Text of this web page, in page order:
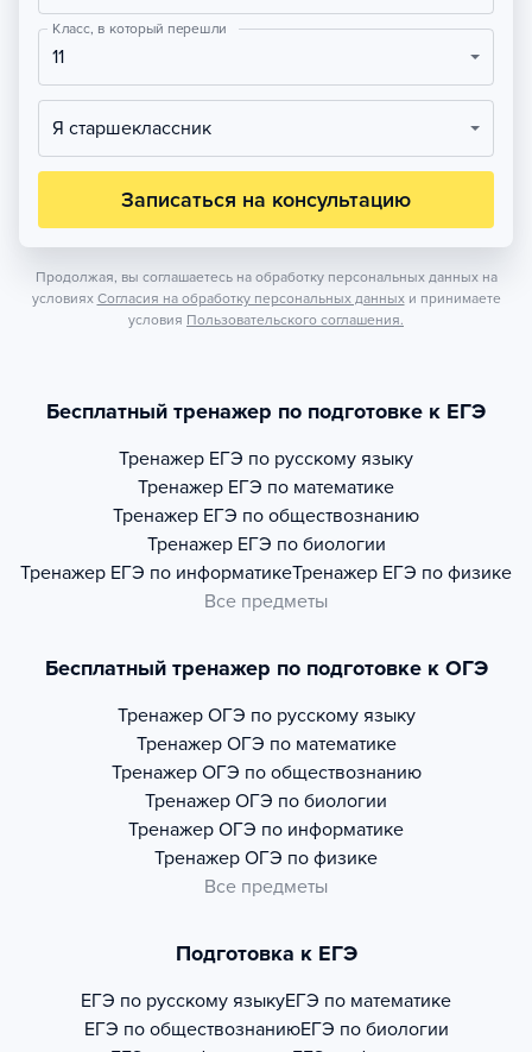
Класс, в который перешли
11
Я старшеклассник
Записаться на консультацию
Продолжая, вы соглашаетесь на обработку персональных данных на
условиях Согласия на обработку персональных данных и принимаете
условия Пользовательского соглашения.
Бесплатный тренажер по подготовке к ЕГЭ
Тренажер ЕГЭ по русскому языку
Тренажер ЕГЭ по математике
Тренажер ЕГЭ по обществознанию
Тренажер ЕГЭ по биологии
Тренажер ЕГЭ по информатикеТренажер ЕГЭ по физике
Все предметы
Бесплатный тренажер по подготовке к ОГЭ
Тренажер ОГЭ по русскому языку
Тренажер ОГЭ по математике
Тренажер ОГЭ по обществознанию
Тренажер ОГЭ по биологии
Тренажер ОГЭ по информатике
Тренажер ОГЭ по физике
Все предметы
Подготовка к ЕГЭ
ЕГЭ по русскому языкуЕГЭ по математике
ЕГЭ по обществознаниюЕГЭ по биологии